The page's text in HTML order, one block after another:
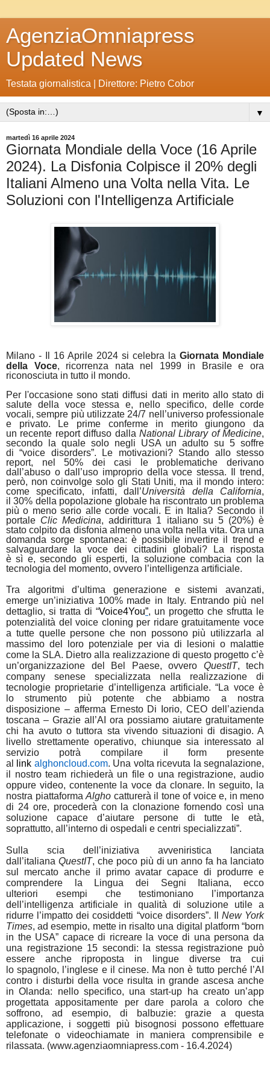
AgenziaOmniapress
Updated News
Testata giornalistica | Direttore: Pietro Cobor
▼
martedì 16 aprile 2024
Giornata Mondiale della Voce (16 Aprile
2024). La Disfonia Colpisce il 20% degli
Italiani Almeno una Volta nella Vita. Le
Soluzioni con l'Intelligenza Artificiale
Milano - Il 16 Aprile 2024 si celebra la Giornata Mondiale
della Voce, ricorrenza nata nel 1999 in Brasile e ora
riconosciuta in tutto il mondo.
Per l'occasione sono stati diffusi dati in merito allo stato di
salute della voce stessa e, nello specifico,
delle corde
vocali, sempre più utilizzate 24/7 nell’universo professionale
e privato. Le prime conferme
in merito giungono da
un recente report diffuso dalla National Library of Medicine,
secondo la quale solo negli USA un adulto su 5 soffre
di
“voice disorders”. Le motivazioni? Stando allo stesso
report, nel
50% dei casi le problematiche derivano
dall’abuso o dall’uso improprio della voce stessa. Il trend,
però, non coinvolge solo gli Stati Uniti, ma il mondo intero:
come specificato, infatti, dall’Università della California,
il 30% della popolazione globale ha riscontrato un problema
più o meno serio alle corde vocali. E in Italia? Secondo il
portale Clic Medicina, addirittura 1 italiano su 5 (20%) è
stato colpito da disfonia almeno una volta nella vita. Ora una
domanda sorge spontanea: è possibile invertire il trend e
salvaguardare la voce dei cittadini globali? La risposta
è sì e, secondo gli esperti, la soluzione combacia con la
tecnologia del momento, ovvero l’intelligenza artificiale.
Tra algoritmi d’ultima generazione e sistemi avanzati,
emerge un’iniziativa 100% made in Italy. Entrando più nel
dettaglio, si tratta di “Voice4You”, un progetto che sfrutta le
potenzialità del voice cloning per ridare gratuitamente voce
a tutte quelle persone che non possono più utilizzarla al
massimo del loro potenziale per via di lesioni o malattie
come la SLA. Dietro alla realizzazione di questo progetto c’è
un’organizzazione del Bel Paese, ovvero QuestIT, tech
company senese specializzata nella realizzazione di
tecnologie proprietarie d’intelligenza artificiale. “La voce è
lo strumento più potente che abbiamo a nostra
disposizione – afferma Ernesto Di Iorio, CEO dell’azienda
toscana – Grazie all’AI ora possiamo aiutare gratuitamente
chi ha avuto o tuttora sta vivendo situazioni di disagio. A
livello strettamente operativo, chiunque sia interessato al
servizio potrà compilare il form presente
al
link alghoncloud.com. Una volta ricevuta la segnalazione,
il nostro team richiederà un file o una registrazione, audio
oppure video, contenente la voce da clonare. In seguito, la
nostra piattaforma Algho catturerà il tone of voice e, in meno
di 24 ore, procederà con la clonazione fornendo così una
soluzione capace d’aiutare persone di tutte le età,
soprattutto, all’interno di ospedali e centri specializzati”.
Sulla scia dell’iniziativa avveniristica lanciata
dall’italiana QuestIT, che poco più di un anno fa ha lanciato
sul mercato anche il primo avatar capace di produrre e
comprendere la Lingua dei Segni Italiana, ecco
ulteriori esempi che testimoniano l’importanza
dell’intelligenza artificiale in qualità di soluzione utile a
ridurre l’impatto dei cosiddetti “voice disorders”. Il New York
Times, ad esempio, mette in risalto una digital platform “born
in the USA” capace di ricreare la voce di una persona da
una registrazione 15 secondi: la stessa registrazione può
essere anche riproposta in lingue diverse tra cui
lo spagnolo, l’inglese e il cinese. Ma non è tutto perché l’AI
contro i disturbi della voce risulta in grande ascesa anche
in Olanda: nello specifico, una start-up ha creato un’app
progettata appositamente per dare parola a coloro che
soffrono, ad esempio, di balbuzie: grazie a questa
applicazione, i soggetti più bisognosi possono effettuare
telefonate o videochiamate in maniera comprensibile e
rilassata. (www.agenziaomniapress.com - 16.4.2024)